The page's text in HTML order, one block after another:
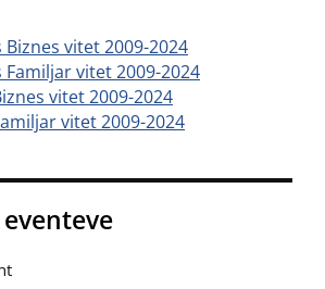
vitet 2009-2024
vitet 2009-2024
vitet 2009-2024
vitet 2009-2024